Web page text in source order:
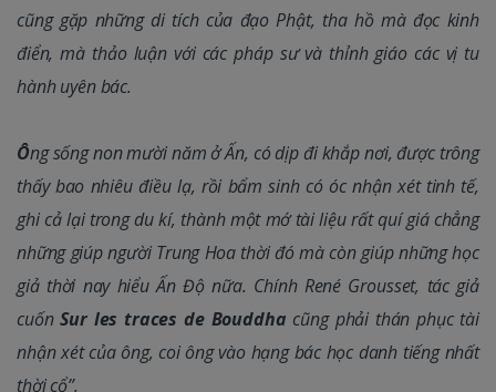
cũng gặp những di tích của đạo Phật, tha hồ mà đọc kinh
điển, mà thảo luận với các pháp sư và thỉnh giáo các vị tu
hành uyên bác.
Ông sống non mười năm ở Ấn, có dịp đi khắp nơi, được trông
thấy bao nhiêu điều lạ, rồi bẩm sinh có óc nhận xét tinh tế,
ghi cả lại trong du kí, thành một mớ tài liệu rất quí giá chẳng
những giúp người Trung Hoa thời đó mà còn giúp những học
giả thời nay hiểu Ấn Độ nữa. Chính René Grousset, tác giả
cuốnSur les traces de Bouddha cũng phải thán phục tài
nhận xét của ông, coi ông vào hạng bác học danh tiếng nhất
thời cổ”.